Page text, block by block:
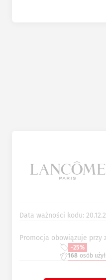
Data ważności kodu:
-25%
168 osób
Promocja obowiązuje przy